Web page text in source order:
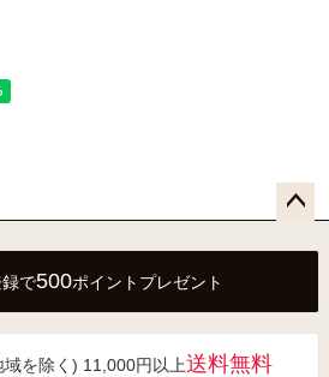
へ
で500ポイントプレゼント
を除く) 11,000円以上送料無料